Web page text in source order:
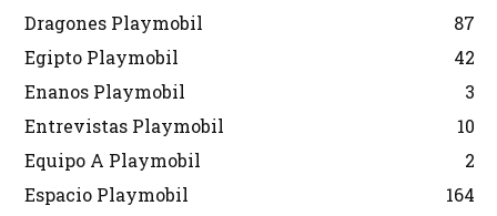
Dragones Playmobil
87
Egipto Playmobil
42
Enanos Playmobil
3
Entrevistas Playmobil
10
Equipo A Playmobil
2
Espacio Playmobil
164